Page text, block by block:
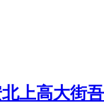
上高大街吾